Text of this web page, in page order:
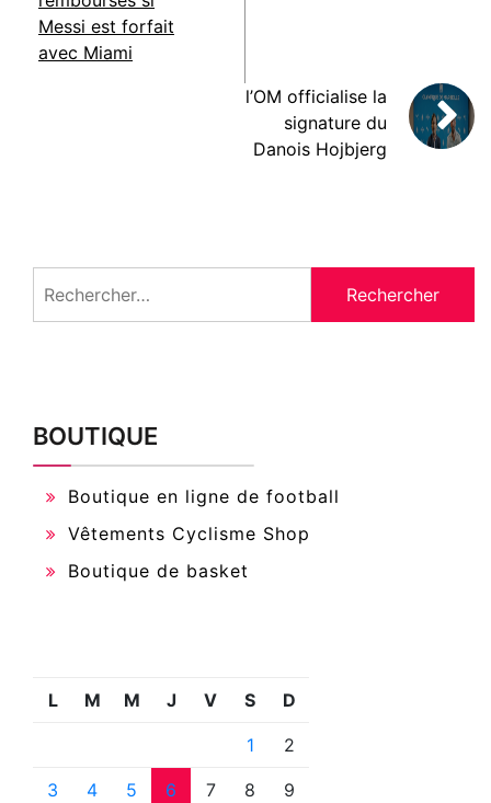
Messi est forfait
avec Miami
l’OM officialise la
signature du
Danois Hojbjerg
BOUTIQUE
Boutique en ligne de football
Vêtements Cyclisme Shop
Boutique de basket
L M M J V S D
1 2
3 4 5 6 7 8 9